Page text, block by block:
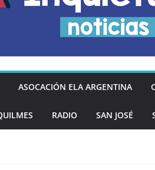
MÁS DE 20 PRÓTESIS DENTALES
DE QUILMES OESTE
recordó a Jorge Novak a 25 años de
ASOCACIÓN ELA ARGENTINA
RADIO SAN JOSÉ